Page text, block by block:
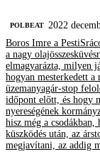
‎POLBEAT 2022
Boros Imre a
a nagy
elmagyarázta, milyen
hogyan mesterkedett
üzemanyagár-stop
időpont előtt, és hogy
nyereségének
hisz még a
küszködés után, az
megjavítani, az addig